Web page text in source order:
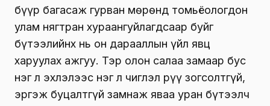
бүүр багасаж гурван мөрөнд томьёологдон
улам нягтран хураангуйлагдсаар буйг
бүтээлийнх нь он дарааллын үйл явц
харуулах ажгуу. Тэр олон салаа замаар бус
нэг л эхлэлээс нэг л чиглэл рүү зогсолтгүй,
эргэж буцалтгүй замнаж яваа уран бүтээлч